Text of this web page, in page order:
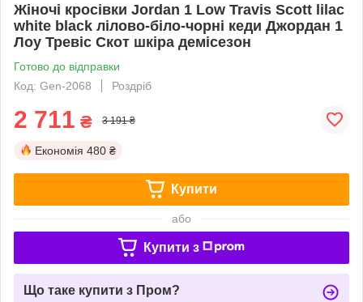
Жіночі кросівки Jordan 1 Low Travis Scott lilac
white black лілово-біло-чорні кеди Джордан 1
Лоу Тревіс Скот шкіра демісезон
Готово до відправки
Код: Gen-2068
Роздріб
2 711 ₴ 3 191 ₴
Економія 480 ₴
Купити
або
Купити з
Що таке купити з Пром?